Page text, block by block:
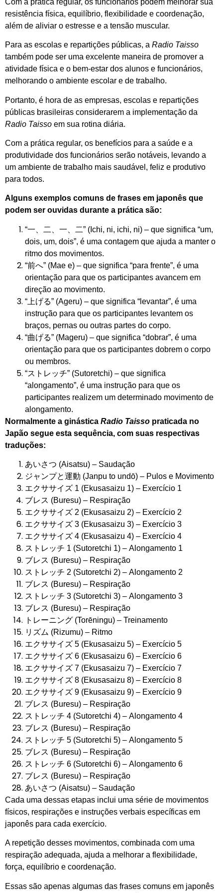
resistência física, equilíbrio, flexibilidade e coordenação,
além de aliviar o estresse e a tensão muscular.
Para as escolas e repartições públicas, a Radio Taisso
também pode ser uma excelente maneira de promover a
atividade física e o bem-estar dos alunos e funcionários,
melhorando o ambiente escolar e de trabalho.
Portanto, é hora de as empresas, escolas e repartições
públicas brasileiras considerarem a implementação da
Radio Taisso em sua rotina diária.
Com a prática regular, os benefícios para a saúde e a
produtividade dos funcionários serão notáveis, levando a
um ambiente de trabalho mais saudável, feliz e produtivo
para todos.
Alguns exemplos comuns de frases em japonês que
podem ser ouvidas durante a prática são:
“一、二、一、二” (Ichi, ni, ichi, ni) – que significa “um,
dois, um, dois”, é uma contagem que ajuda a manter o
ritmo dos movimentos.
“前へ” (Mae e) – que significa “para frente”, é uma
orientação para que os participantes avancem em
direção ao movimento.
“上げる” (Ageru) – que significa “levantar”, é uma
instrução para que os participantes levantem os
braços, pernas ou outras partes do corpo.
“曲げる” (Mageru) – que significa “dobrar”, é uma
orientação para que os participantes dobrem o corpo
ou membros.
“ストレッチ” (Sutoretchi) – que significa
“alongamento”, é uma instrução para que os
participantes realizem um determinado movimento de
alongamento.
Normalmente a ginástica Radio Taisso praticada no
Japão segue esta sequência, com suas respectivas
traduções:
あいさつ (Aisatsu) – Saudação
ジャンプと運動 (Janpu to undō) – Pulos e Movimento
エクササイズ 1 (Ekusasaizu 1) – Exercício 1
ブレス (Buresu) – Respiração
エクササイズ 2 (Ekusasaizu 2) – Exercício 2
エクササイズ 3 (Ekusasaizu 3) – Exercício 3
エクササイズ 4 (Ekusasaizu 4) – Exercício 4
ストレッチ 1 (Sutoretchi 1) – Alongamento 1
ブレス (Buresu) – Respiração
ストレッチ 2 (Sutoretchi 2) – Alongamento 2
ブレス (Buresu) – Respiração
ストレッチ 3 (Sutoretchi 3) – Alongamento 3
ブレス (Buresu) – Respiração
トレーニング (Torēningu) – Treinamento
リズム (Rizumu) – Ritmo
エクササイズ 5 (Ekusasaizu 5) – Exercício 5
エクササイズ 6 (Ekusasaizu 6) – Exercício 6
エクササイズ 7 (Ekusasaizu 7) – Exercício 7
エクササイズ 8 (Ekusasaizu 8) – Exercício 8
エクササイズ 9 (Ekusasaizu 9) – Exercício 9
ブレス (Buresu) – Respiração
ストレッチ 4 (Sutoretchi 4) – Alongamento 4
ブレス (Buresu) – Respiração
ストレッチ 5 (Sutoretchi 5) – Alongamento 5
ブレス (Buresu) – Respiração
ストレッチ 6 (Sutoretchi 6) – Alongamento 6
ブレス (Buresu) – Respiração
あいさつ (Aisatsu) – Saudação
Cada uma dessas etapas inclui uma série de movimentos
físicos, respirações e instruções verbais específicas em
japonês para cada exercício.
A repetição desses movimentos, combinada com uma
respiração adequada, ajuda a melhorar a flexibilidade,
força, equilíbrio e coordenação.
Essas são apenas algumas das frases comuns em japonês